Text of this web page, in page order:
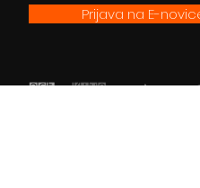
Prijava na E-